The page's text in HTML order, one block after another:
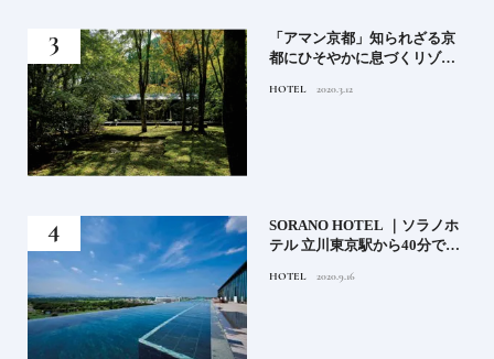
「アマン京都」知られざる京
都にひそやかに息づくリゾー
HOTEL 2020.3.12
SORANO HOTEL ｜ソラノホ
テル 立川東京駅から40分で行
HOTEL 2020.9.16